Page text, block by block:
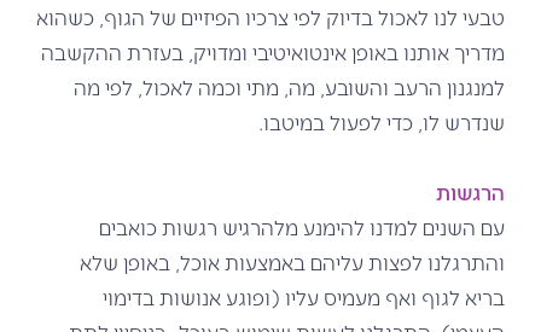
טבעי לנו לאכול בדיוק לפי צרכיו הפיזיים של הגוף, כשהוא
מדריך אותנו באופן אינטואיטיבי ומדויק, בעזרת ההקשבה
למנגנון הרעב והשובע, מה, מתי וכמה לאכול, לפי מה
שנדרש לו, כדי לפעול במיטבו.
הרגשות
עם השנים למדנו להימנע מלהרגיש רגשות כואבים
והתרגלנו לפצות עליהם באמצעות אוכל, באופן שלא
בריא לגוף ואף מעמיס עליו (ופוגע אנושות בדימוי